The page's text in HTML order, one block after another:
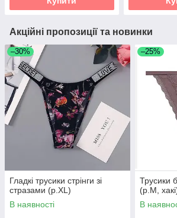
Акційні пропозиції та новинки
–30%
Гладкі трусики стрінги зі
стразами (р.XL)
В наявності
–25%
Трусики
(р.М,
В